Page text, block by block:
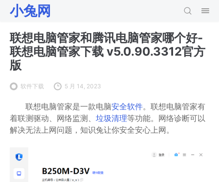
小兔网
联想电脑管家和腾讯电脑管家哪个好-
联想电脑管家下载 v5.0.90.3312官方
版
软件下载 5 月 14, 2023
联想电脑管家是一款电脑安全软件。联想电脑管家有
着联测驱动、网络监测、 垃圾清理等功能。网络诊断可以
解决无法上网问题，知识兔让你安全安心上网。